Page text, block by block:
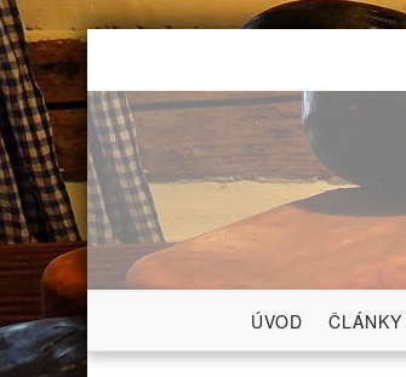
Skip
content
ÚVOD ČLÁNKY